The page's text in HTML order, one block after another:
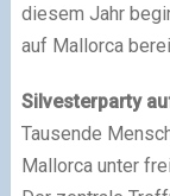
diesem Jahr
auf Mallorca
Silvesterparty
Tausende
Mallorca unter